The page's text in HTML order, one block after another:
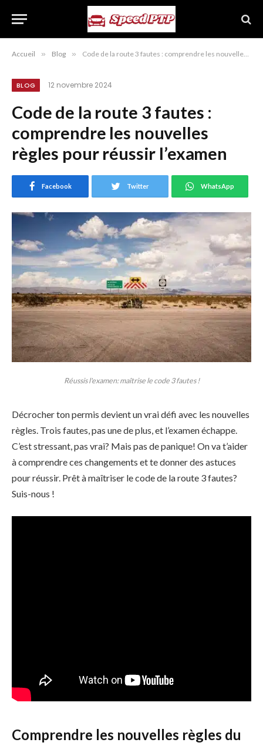
Accueil » Blog » Code de la route 3 fautes : comprendre les nouvelles règles pour réussir l’examen
BLOG 12 novembre 2024
Code de la route 3 fautes :
comprendre les nouvelles
règles pour réussir l’examen
Facebook Twitter WhatsApp
Réussis l'examen: maîtrise le code 3 fautes !
Décrocher ton permis devient un vrai défi avec les nouvelles
règles. Trois fautes, pas une de plus, et l’examen échappe.
C’est stressant, pas vrai? Mais pas de panique! On va t’aider
à comprendre ces changements et te donner des astuces
pour réussir. Prêt à maîtriser le code de la route 3 fautes?
Suis-nous !
Comprendre les nouvelles règles du